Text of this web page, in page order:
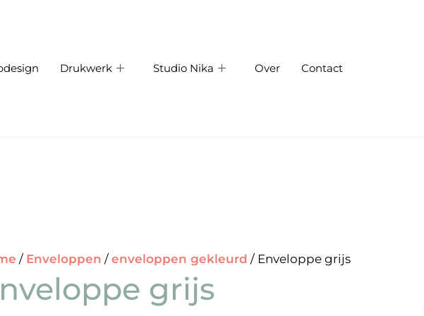
Drukwerk Studio Nika Over Contact
/ Enveloppen / enveloppen gekleurd / Enveloppe grijs
grijs